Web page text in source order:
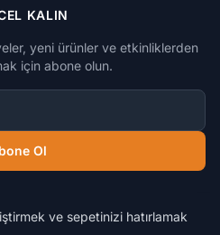
KALIN
yeni ürünler ve etkinliklerden
için abone olun.
Ol
ve sepetinizi hatırlamak